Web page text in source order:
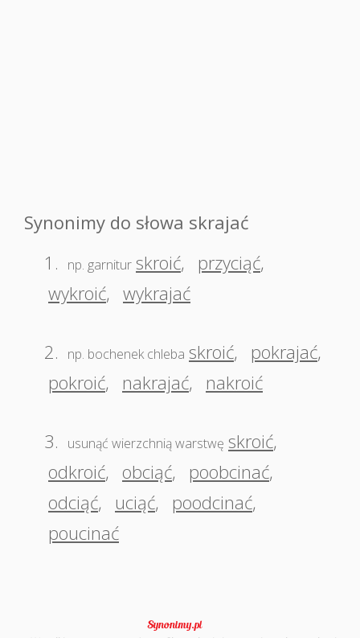
Synonimy do słowa skrajać
1.
np. garnitur skroić, przyciąć,
wykroić, wykrajać
2. np. bochenek chleba skroić, pokrajać,
pokroić, nakrajać, nakroić
3. usunąć wierzchnią warstwę skroić,
odkroić, obciąć, poobcinać,
odciąć, uciąć, poodcinać,
poucinać